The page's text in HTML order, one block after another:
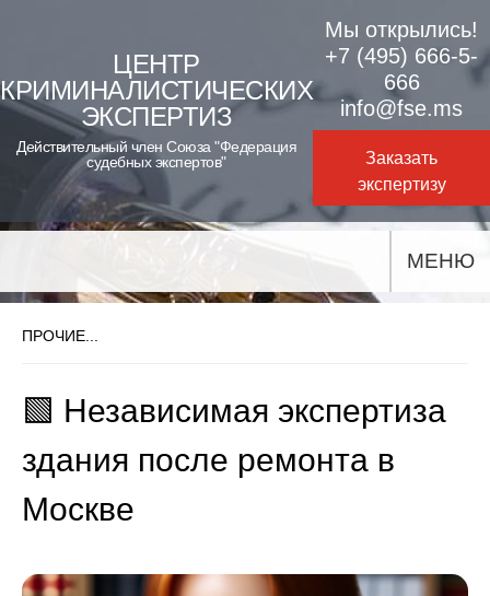
content
ЦЕНТР
КРИМИНАЛИСТИЧЕСКИХ
ЭКСПЕРТИЗ
Действительный член Союза "Федерация
судебных экспертов"
Мы открылись!
+7 (495) 666-5-
666
info@fse.ms
Заказать
экспертизу
МЕНЮ
ПРОЧИЕ...
🟩 Независимая экспертиза
здания после ремонта в
Москве